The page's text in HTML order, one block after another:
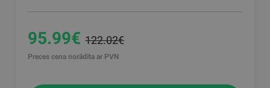
95.99€122.02€
Preces cena norādīta ar PVN